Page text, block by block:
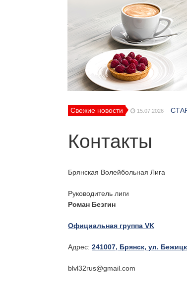
Свежие новости 15.07.2026
06.07.2026
Контакты
Брянская Волейбольная Лига
Руководитель лиги
Роман Безгин
Официальная группа VK
Адрес: 241007, Брянск, ул.
blvl32rus@gmail.com